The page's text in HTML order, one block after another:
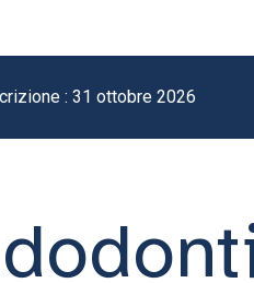
: 31 ottobre 2026